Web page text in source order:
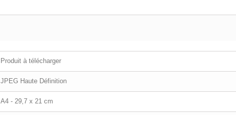
Produit à télécharger
JPEG Haute Définition
A4 - 29,7 x 21 cm